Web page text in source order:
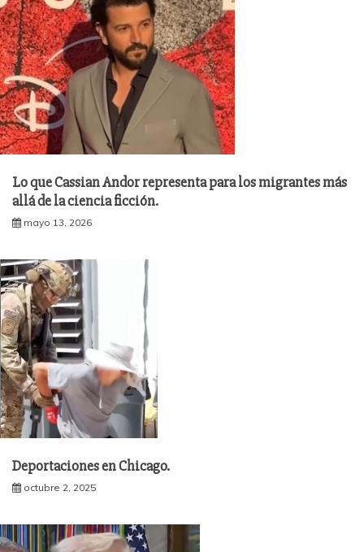
Lo que Cassian Andor representa para los migrantes más
allá de la ciencia ficción.
mayo 13, 2026
Deportaciones en Chicago.
octubre 2, 2025